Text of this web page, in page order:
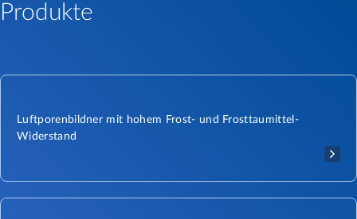
Produkte
Luftporenbildner mit hohem Frost- und Frosttaumittel-
Widerstand